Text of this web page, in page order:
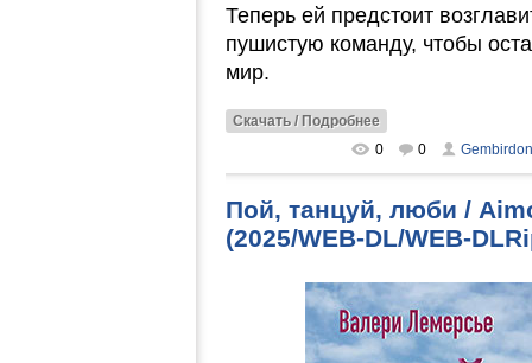
Теперь ей предстоит
пушистую команду, чтобы
мир.
Скачать / Подробнее
0
0 Gembirdon
Пой, танцуй, люби /
(2025/WEB-DL/WEB-